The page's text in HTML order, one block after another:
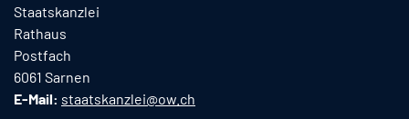
Staatskanzlei
Rathaus
Postfach
6061 Sarnen
E-Mail: staatskanzlei@ow.ch